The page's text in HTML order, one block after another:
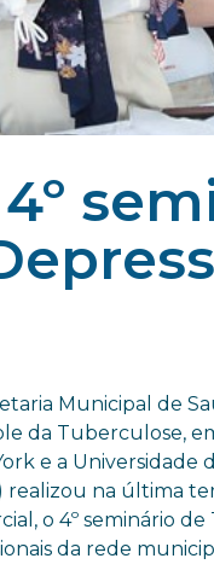
Municipal de
da Tuberculose,
e a Universidade
realizou na última
o 4º seminário
da rede